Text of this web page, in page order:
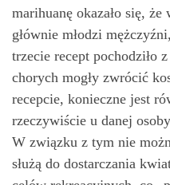
marihuanę okazało się,
głównie młodzi
trzecie recept pochodziło
chorych mogły zwrócić
recepcie, konieczne jest
rzeczywiście u danej
W związku z tym nie
służą do dostarczania